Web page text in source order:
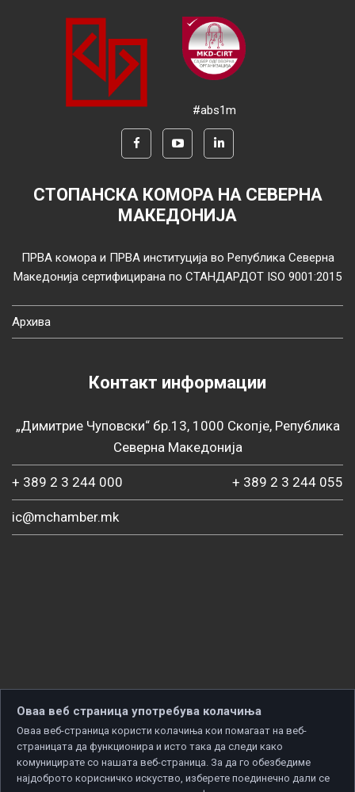
#abs1m
СТОПАНСКА КОМОРА НА СЕВЕРНА
МАКЕДОНИЈА
ПРВА комора и ПРВА институција во Република Северна
Македонија сертифицирана по СТАНДАРДОТ ISO 9001:2015
Архива
Контакт информации
„Димитрие Чуповски“ бр.13, 1000 Скопје, Република
Северна Македонија
+ 389 2 3 244 000 + 389 2 3 244 055
ic@mchamber.mk
Оваа веб страница употребува колачиња
Оваа веб-страница користи колачиња кои помагаат на веб-
страницата да функционира и исто така да следи како
комуницирате со нашата веб-страница. За да го обезбедиме
најдоброто корисничко искуство, изберете поединечно дали се